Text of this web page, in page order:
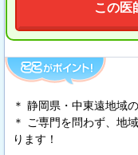
この医
＊ 静岡県・中東遠地域
＊ ご専門を問わず、地
ります！